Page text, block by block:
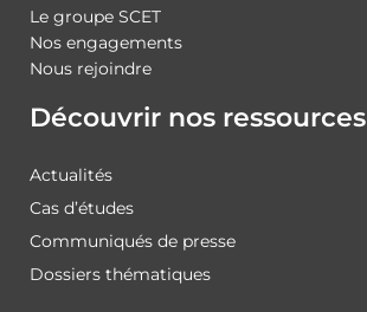
Le groupe SCET
Nos engagements
Nous rejoindre
Découvrir nos ressources
Actualités
Cas d’études
Communiqués de presse
Dossiers thématiques